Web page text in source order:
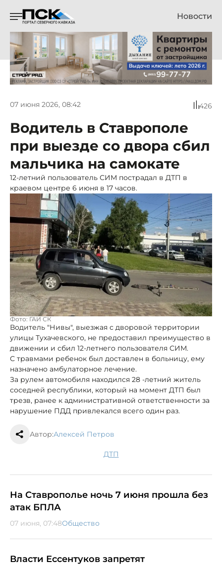
Новости
07 июня 2026, 08:42 426
Водитель в Ставрополе
при выезде со двора сбил
мальчика на самокате
12-летний пользователь СИМ пострадал в ДТП в
краевом центре 6 июня в 17 часов.
Фото: ГАИ СК
Водитель "Нивы", выезжая с дворовой территории
улицы Тухачевского, не предоставил преимущество в
движении и сбил 12-летнего пользователя СИМ.
С травмами ребенок был доставлен в больницу, ему
назначено амбулаторное лечение.
За рулем автомобиля находился 28 -летний житель
соседней республики, который на момент ДТП был
трезв, ранее к административной ответственности за
нарушение ПДД привлекался всего один раз.
Автор:Алексей Петров
ДТП
На Ставрополье ночь 7 июня прошла без
атак БПЛА
07 июня, 07:48Общество
Власти Ессентуков запретят